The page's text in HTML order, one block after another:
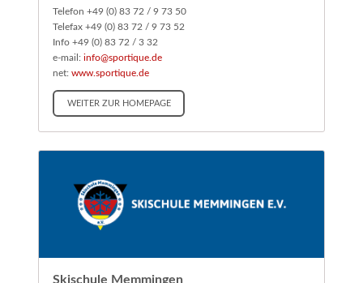
Telefon +49 (0) 83 72 / 9 73 50
Telefax +49 (0) 83 72 / 9 73 52
Info +49 (0) 83 72 / 3 32
e-mail:info@sportique.de
net:www.sportique.de
WEITER ZUR HOMEPAGE
Skischule Memmingen